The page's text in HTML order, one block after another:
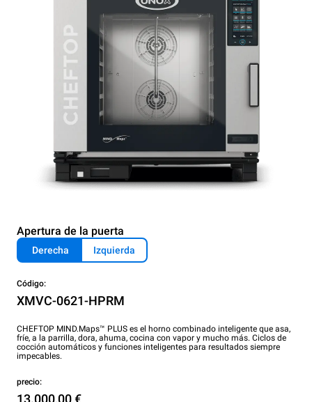
Apertura de la puerta
Derecha Izquierda
Código:
XMVC-0621-HPRM
CHEFTOP MIND.Maps™ PLUS es el horno combinado inteligente que asa,
fríe, a la parrilla, dora, ahuma, cocina con vapor y mucho más. Ciclos de
cocción automáticos y funciones inteligentes para resultados siempre
impecables.
precio:
13.000,00 €